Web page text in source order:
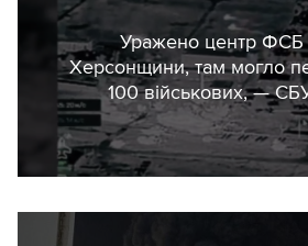
Уражено центр
Херсонщини, там могло
100 військових, —